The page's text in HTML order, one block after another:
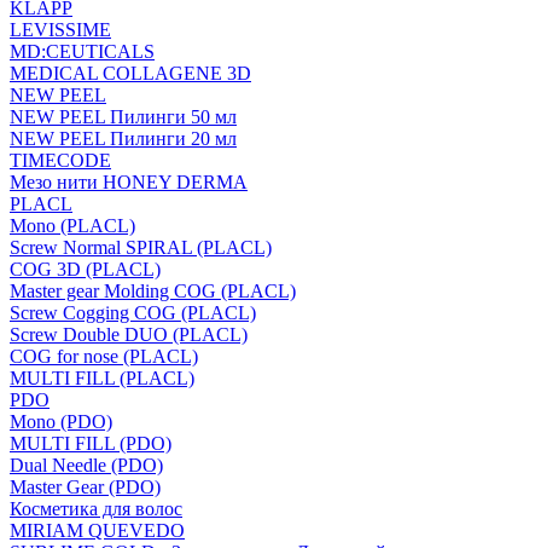
KLAPP
LEVISSIME
MD:CEUTICALS
MEDICAL COLLAGENE 3D
NEW PEEL
NEW PEEL Пилинги 50 мл
NEW PEEL Пилинги 20 мл
TIMECODE
Мезо нити HONEY DERMA
PLACL
Mono (PLACL)
Screw Normal SPIRAL (PLACL)
COG 3D (PLACL)
Master gear Molding COG (PLACL)
Screw Cogging COG (PLACL)
Screw Double DUO (PLACL)
COG for nose (PLACL)
MULTI FILL (PLACL)
PDO
Mono (PDO)
MULTI FILL (PDO)
Dual Needle (PDO)
Master Gear (PDO)
Косметика для волос
MIRIAM QUEVEDO